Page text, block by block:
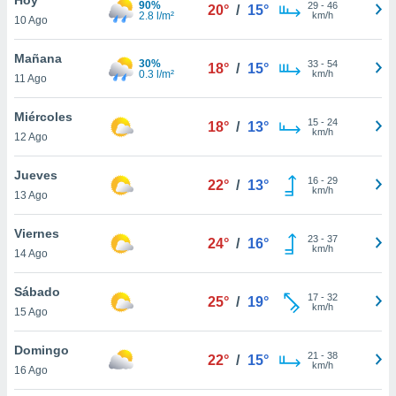
en
más
nuestra
de
cookies
aceptar
10 Ago
90%
2.8 l/m²
20° / 15° 29- 46
km/h
Mañana
11 Ago
30%
0.3 l/m²
18° / 15° 33- 54
km/h
Miércoles
12 Ago
18° / 13° 15- 24
km/h
Jueves
13 Ago
22° / 13° 16- 29
km/h
Viernes
14 Ago
24° / 16° 23- 37
km/h
Sábado
15 Ago
25° / 19° 17- 32
km/h
Domingo
16 Ago
22° / 15° 21 - 38
km/h